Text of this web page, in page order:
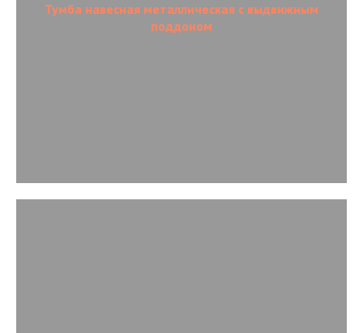
Тумба навесная металлическая с выдвижным
поддоном